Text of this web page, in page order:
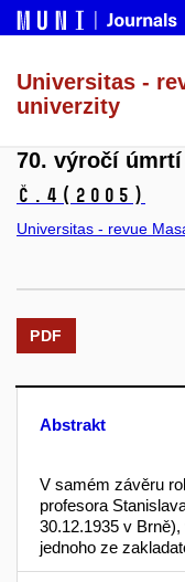
Universitas -
univerzity
70. výročí
č.4 (2005)
Universitas - revue
PDF
Abstrakt
V samém závěru
profesora
30.12.1935 v
jednoho ze